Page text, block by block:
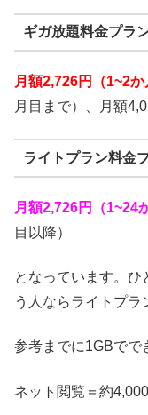
ギガ放題料金プラ
月額2,726円（1~2か
月目まで）、月額
ライトプラン料金
月額2,726円（1~24
目以降）
となっています。ひ
う人ならライトプラ
参考までに1GBでで
ネット閲覧＝約